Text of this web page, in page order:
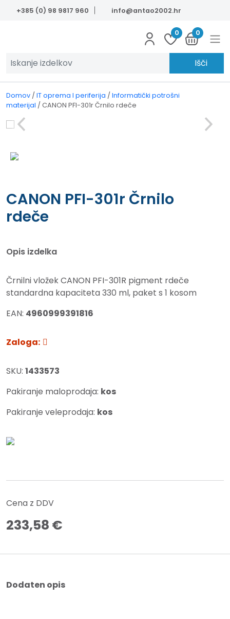
Skip to main content
+385 (0) 98 9817 960 info@antao2002.hr
0 0
Išči
Domov / IT oprema I periferija / Informatički potrošni
materijal / CANON PFI-301r Črnilo rdeče
CANON PFI-301r Črnilo
rdeče
Opis izdelka
Črnilni vložek CANON PFI-301R pigment rdeče
standardna kapaciteta 330 ml, paket s 1 kosom
EAN: 4960999391816
Zaloga:
SKU: 1433573
Pakiranje maloprodaja: kos
Pakiranje veleprodaja: kos
Cena z DDV
233,58 €
Dodaten opis